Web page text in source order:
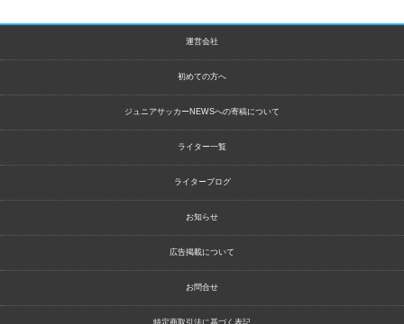
運営会社
初めての方へ
ジュニアサッカーNEWSへの寄稿について
ライター一覧
ライターブログ
お知らせ
広告掲載について
お問合せ
特定商取引法に基づく表記